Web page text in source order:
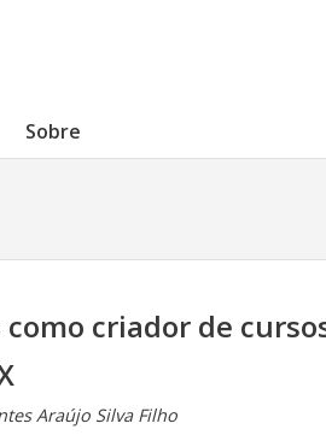
Sobre
criador de
Araújo Silva Filho